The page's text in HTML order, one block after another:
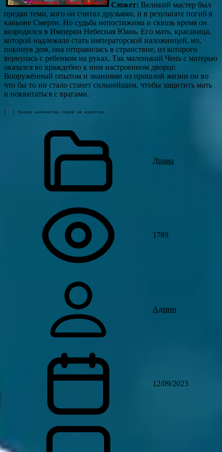
Сюжет: Великий мастер был
предан теми, кого он считал друзьями, и в результате погиб в
каньоне Смерти. Но судьба непостижима и сквозь время он
возродился в Империи Небесная Юань. Его мать, красавица,
которой надлежало стать императорской наложницей, но,
покинув дом, она отправилась в странствие, из которого
вернулась с ребенком на руках. Так маленький Чень с матерью
оказался во враждебно к ним настроенном дворце.
Вооружённый опытом и знаниями из прошлой жизни он во
что бы то ни стало станет сильнейшим, чтобы защитить мать
и поквитаться с врагами.
[ ***] Точное количество серий не известно.
Драма
1789
Админ
12/09/2023